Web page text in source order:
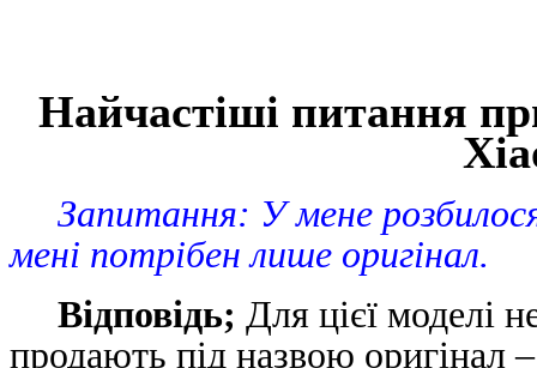
Найчастіші питання
Запитання: У мене розбилося
мені потрібен лише оригінал.
Відповідь; Для цієї моделі
продають під назвою оригінал –